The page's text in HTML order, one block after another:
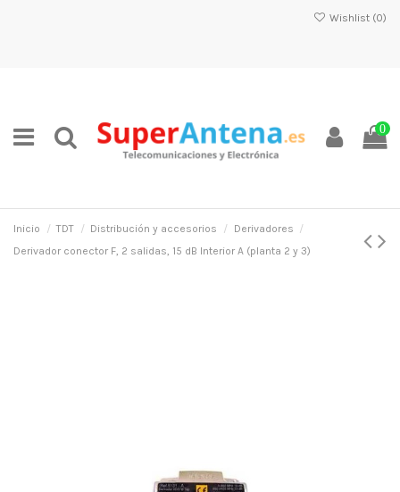
Wishlist (0)
0
Inicio TDT Distribución y accesorios
Derivadores
Derivador conector F, 2 salidas, 15 dB Interior A (planta 2 y 3)